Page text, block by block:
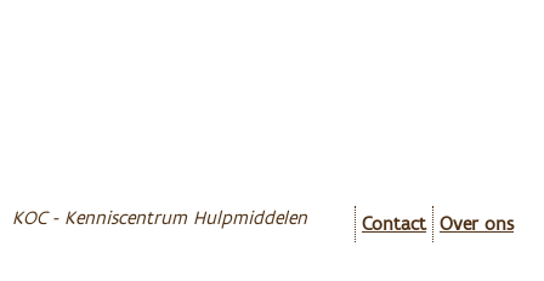
KOC - Kenniscentrum Hulpmiddelen Contact Over ons